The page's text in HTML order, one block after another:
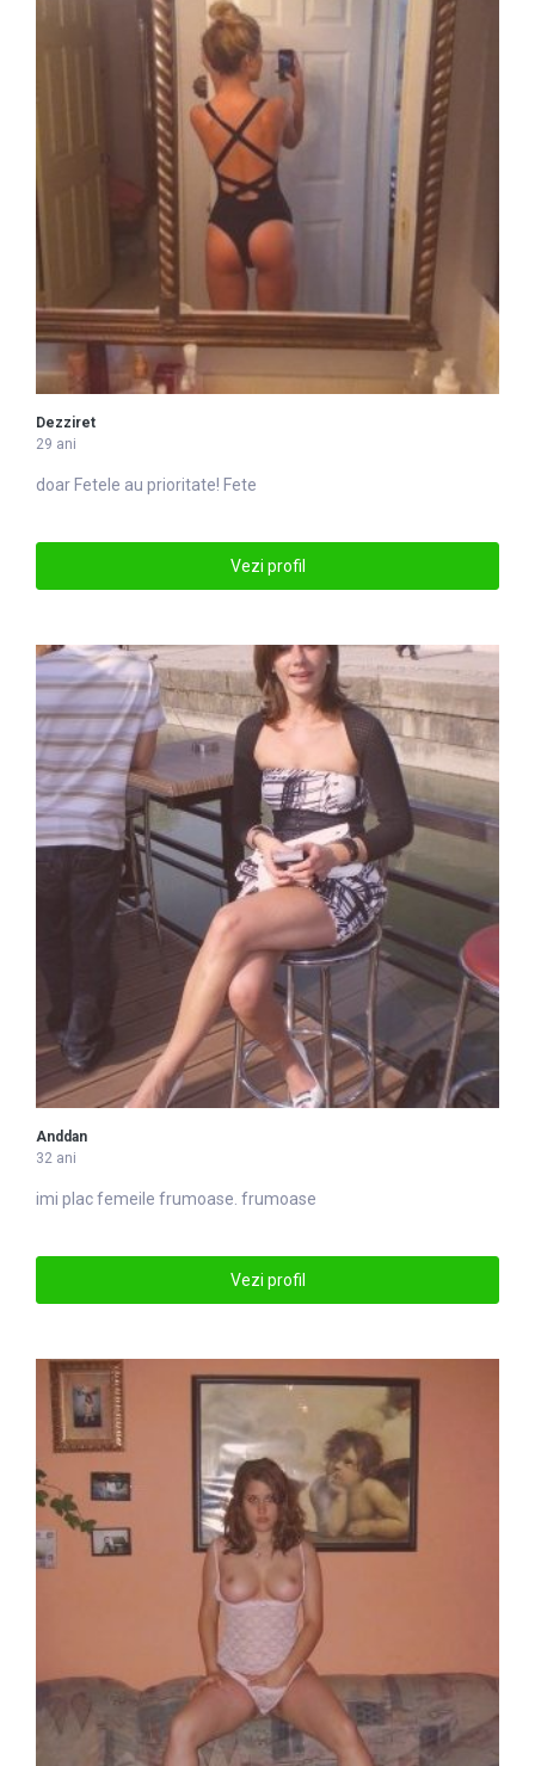
Dezziret
29 ani
doar Fete le au prioritate! Fete
Vezi profil
Anddan
32 ani
imi plac femeile frumoase. frumoase
Vezi profil